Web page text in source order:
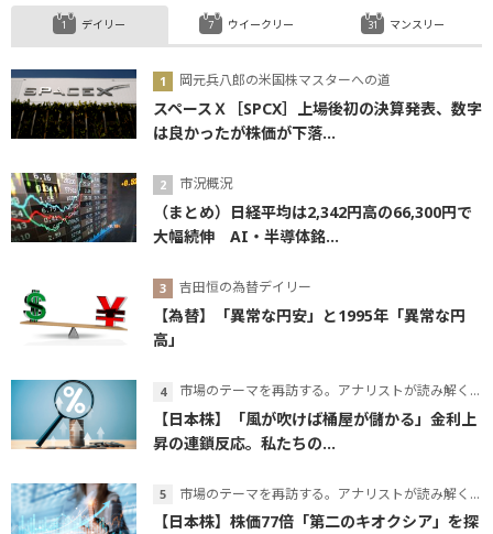
デイリー
岡元兵八郎の米国株マスターへの道
スペースＸ［SPCX］上場後初の決算発表、数字
は良かったが株価が下落...
市況概況
（まとめ）日経平均は2,342円高の66,300円で
大幅続伸 AI・半導体銘...
吉田恒の為替デイリー
【為替】「異常な円安」と1995年「異常な円
高」
市場のテーマを再訪する。アナリストが読み解くテーマの本質
【日本株】「風が吹けば桶屋が儲かる」金利上
昇の連鎖反応。私たちの...
市場のテーマを再訪する。アナリストが読み解くテーマの本質
【日本株】株価77倍「第二のキオクシア」を探
ウイークリー マンスリー